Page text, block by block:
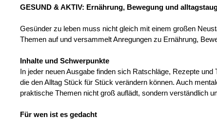
GESUND & AKTIV: Ernährung, Bewegung und
Gesünder zu leben muss nicht gleich mit einem großen
Themen auf und versammelt Anregungen zu Ernährung,
Inhalte und Schwerpunkte
In jeder neuen Ausgabe finden sich Ratschläge, Rezepte
die den Alltag Stück für Stück verändern können. Auch
praktische Themen nicht groß auflädt, sondern verständlich
Für wen ist es gedacht